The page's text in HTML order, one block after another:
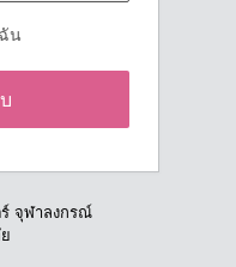
น
จุฬาลงกรณ์